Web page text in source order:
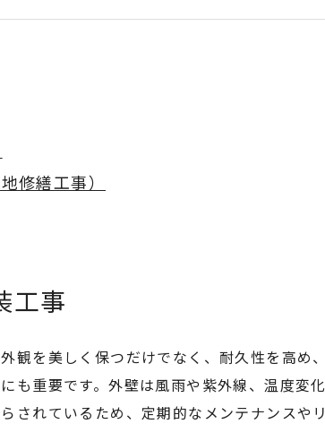
修繕工事）
工事
観を美しく保つだけでなく、耐久性を高め、
も重要です。外壁は風雨や紫外線、温度変化
されているため、定期的なメンテナンスやリ